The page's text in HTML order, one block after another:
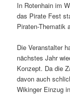
In Rotenhain im
das Pirate Fest
Piraten-Thematik
Die Veranstalter
nächstes Jahr
Konzept. Da die
davon auch
Wikinger Einzug